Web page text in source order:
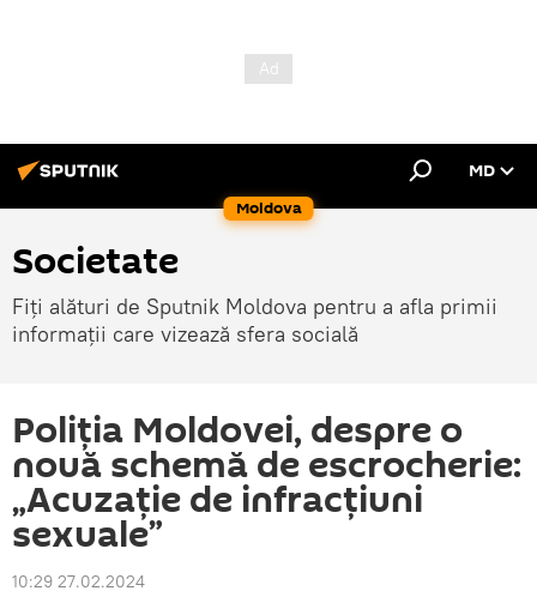
Moldova
MD
Societate
Fiți alături de Sputnik Moldova pentru a afla primii
informații care vizează sfera socială
Poliția Moldovei, despre o
nouă schemă de escrocherie:
„Acuzație de infracțiuni
sexuale”
10:29 27.02.2024